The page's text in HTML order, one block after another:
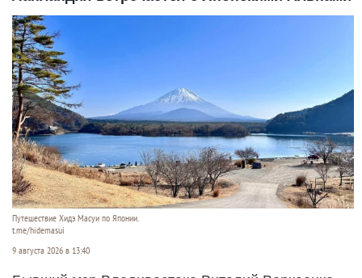
Путешествие Хидэ Масуи по Японии.
t.me/hidemasui
9 августа 2026 в 13:40